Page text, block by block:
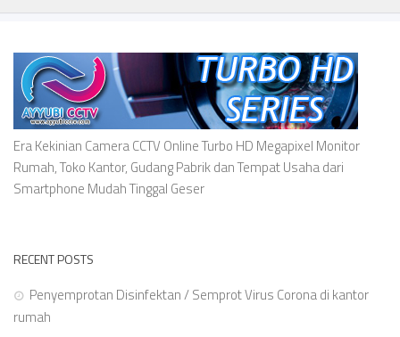
Era Kekinian Camera CCTV Online Turbo HD Megapixel Monitor
Rumah, Toko Kantor, Gudang Pabrik dan Tempat Usaha dari
Smartphone Mudah Tinggal Geser
RECENT POSTS
Penyemprotan Disinfektan / Semprot Virus Corona di kantor
rumah